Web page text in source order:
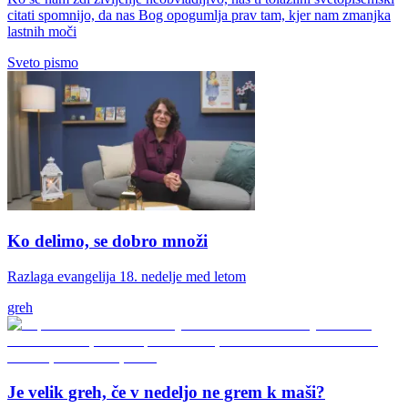
citati spomnijo, da nas Bog opogumlja prav tam, kjer nam zmanjka
lastnih moči
Sveto pismo
Ko delimo, se dobro množi
Razlaga evangelija 18. nedelje med letom
greh
Je velik greh, če v nedeljo ne grem k maši?